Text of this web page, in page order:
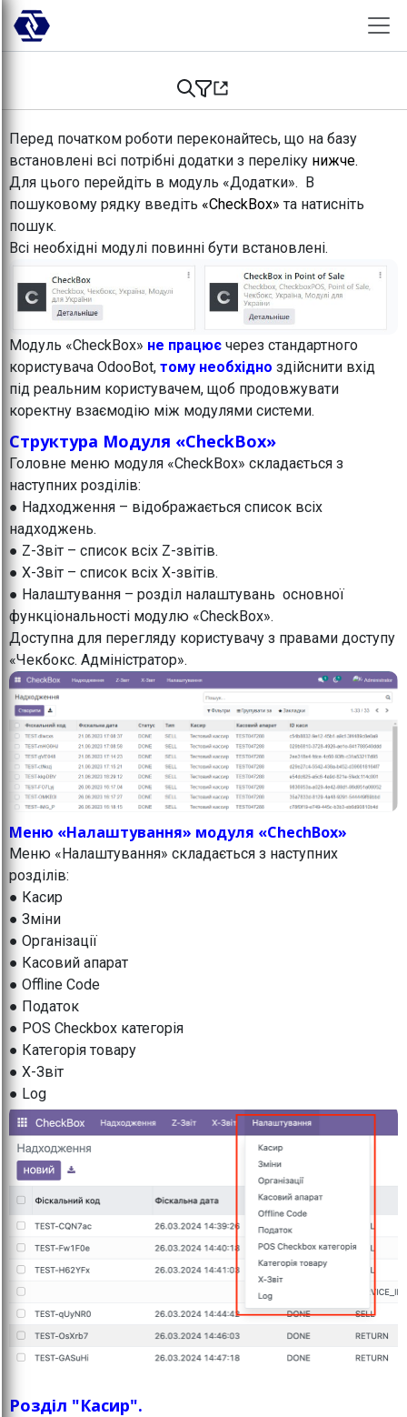
Skip to Content
Перед початком роботи переконайтесь, що на базу
встановлені всі потрібні додатки з переліку нижче.
Для цього перейдіть в модуль «Додатки». В
пошуковому рядку введіть «CheckBox» та натисніть
пошук.
Всі необхідні модулі повинні бути встановлені.
Модуль «CheckBox» не працює через стандартного
користувача OdooBot, тому необхідно здійснити вхід
під реальним користувачем, щоб продовжувати
коректну взаємодію між модулями системи.
Структура Модуля «CheckBox»
Головне меню модуля «CheckBox» складається з
наступних розділів:
● Надходження – відображається список всіх
надходжень.
● Z-Звіт – список всіх Z-звітів.
● X-Звіт – список всіх X-звітів.
● Налаштування – розділ налаштувань основної
функціональності модулю «CheckBox».
Доступна для перегляду користувачу з правами доступу
«Чекбокс. Адміністратор».
Меню «Налаштування» модуля «ChechBox»
Меню «Налаштування» складається з наступних
розділів:
● Касир
● Зміни
● Організації
● Касовий апарат
● Offline Code
● Податок
● POS Checkbox категорія
● Категорія товару
● X-Звіт
● Log
Розділ "Касир".